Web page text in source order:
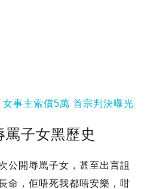
事主索償5萬 首宗判決曝光
罵子女黑歷史
公開辱罵子女，甚至出言詛
命，佢唔死我都唔安樂，咁